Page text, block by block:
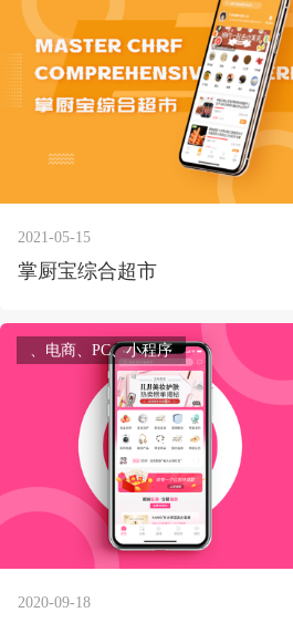
2021-05-15
掌厨宝综合超市
、电商、PC、小程序
2020-09-18
1万个想法不如1次的方案落地
扫码添加[商务总监]沟通方案
扫码沟通